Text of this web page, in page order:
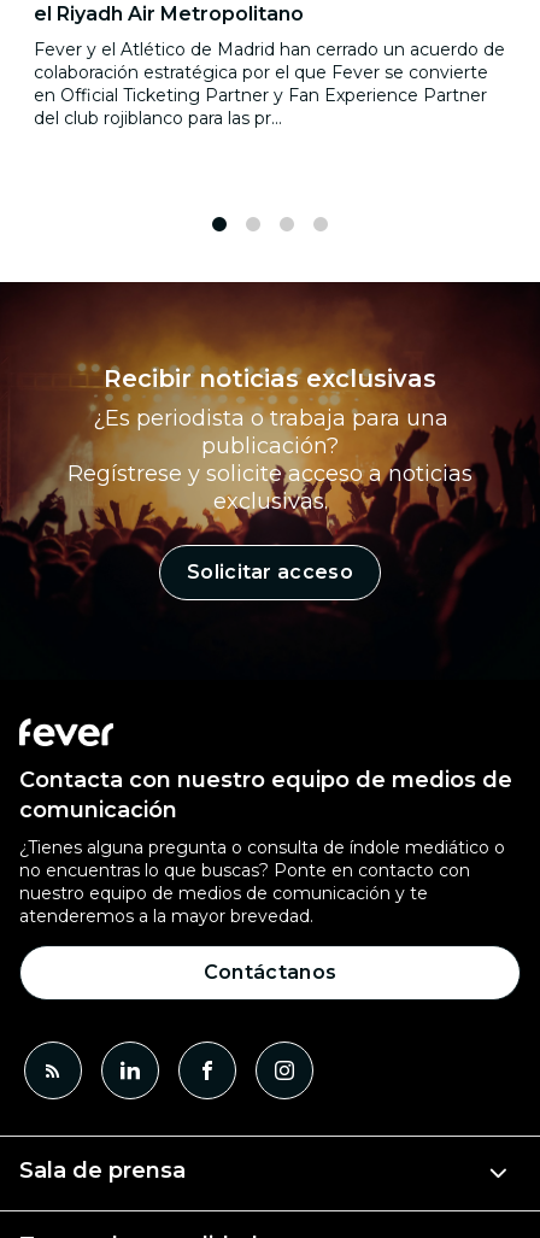
el Riyadh Air Metropolitano
Fever y el Atlético de Madrid han cerrado un acuerdo de
colaboración estratégica por el que Fever se convierte
en Official Ticketing Partner y Fan Experience Partner
del club rojiblanco para las pr...
Recibir noticias exclusivas
¿Es periodista o trabaja para una
publicación?
Regístrese y solicite acceso a noticias
exclusivas.
Solicitar acceso
Contacta con nuestro equipo de medios de
comunicación
¿Tienes alguna pregunta o consulta de índole mediático o
no encuentras lo que buscas? Ponte en contacto con
nuestro equipo de medios de comunicación y te
atenderemos a la mayor brevedad.
Contáctanos
Sala de prensa